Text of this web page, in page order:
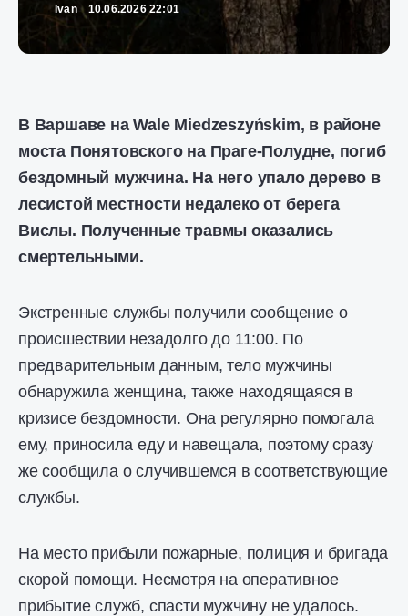
Ivan 10.06.2026 22:01
В Варшаве на Wale Miedzeszyńskim, в районе
моста Понятовского на Праге-Полудне, погиб
бездомный мужчина. На него упало дерево в
лесистой местности недалеко от берега
Вислы. Полученные травмы оказались
смертельными.
Экстренные службы получили сообщение о
происшествии незадолго до 11:00. По
предварительным данным, тело мужчины
обнаружила женщина, также находящаяся в
кризисе бездомности. Она регулярно помогала
ему, приносила еду и навещала, поэтому сразу
же сообщила о случившемся в соответствующие
службы.
На место прибыли пожарные, полиция и бригада
скорой помощи. Несмотря на оперативное
прибытие служб, спасти мужчину не удалось.